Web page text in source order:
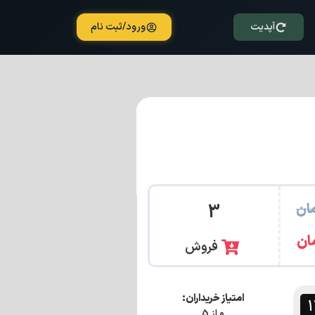
آپدیت ورود/ثبت نام
3
فروش
امتیاز خریداران: